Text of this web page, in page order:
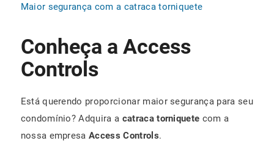
Maior segurança com a catraca torniquete
Conheça a Access
Controls
Está querendo proporcionar maior segurança para seu
condomínio? Adquira a catraca torniquete com a
nossa empresaAccess Controls.